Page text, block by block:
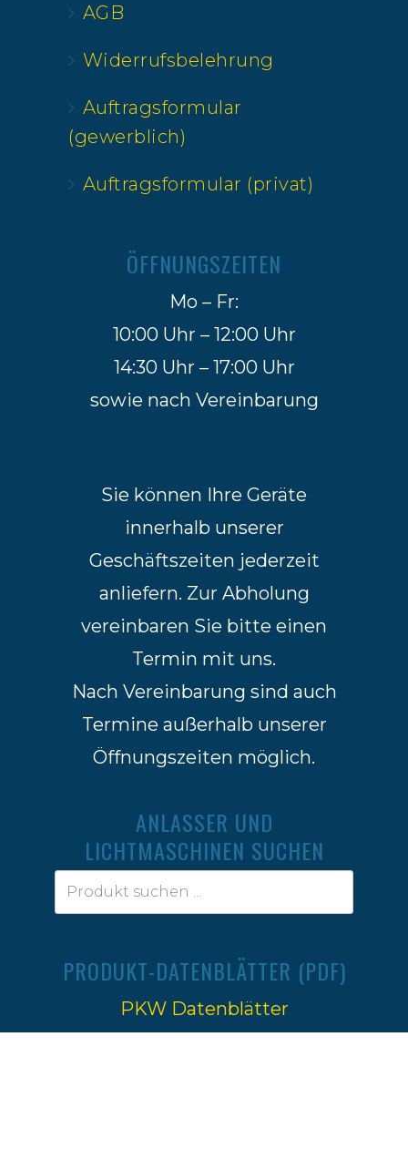
AGB
Widerrufsbelehrung
Auftragsformular
(gewerblich)
Auftragsformular (privat)
ÖFFNUNGSZEITEN
Mo – Fr:
10:00 Uhr – 12:00 Uhr
14:30 Uhr – 17:00 Uhr
sowie nach Vereinbarung
Sie können Ihre Geräte
innerhalb unserer
Geschäftszeiten jederzeit
anliefern. Zur Abholung
vereinbaren Sie bitte einen
Termin mit uns.
Nach Vereinbarung sind auch
Termine außerhalb unserer
Öffnungszeiten möglich.
ANLASSER UND
LICHTMASCHINEN SUCHEN
PRODUKT-DATENBLÄTTER (PDF)
PKW Datenblätter